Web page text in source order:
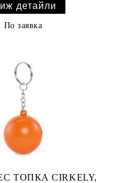
детайли
По заявка
ТОПКА CIRKELY,